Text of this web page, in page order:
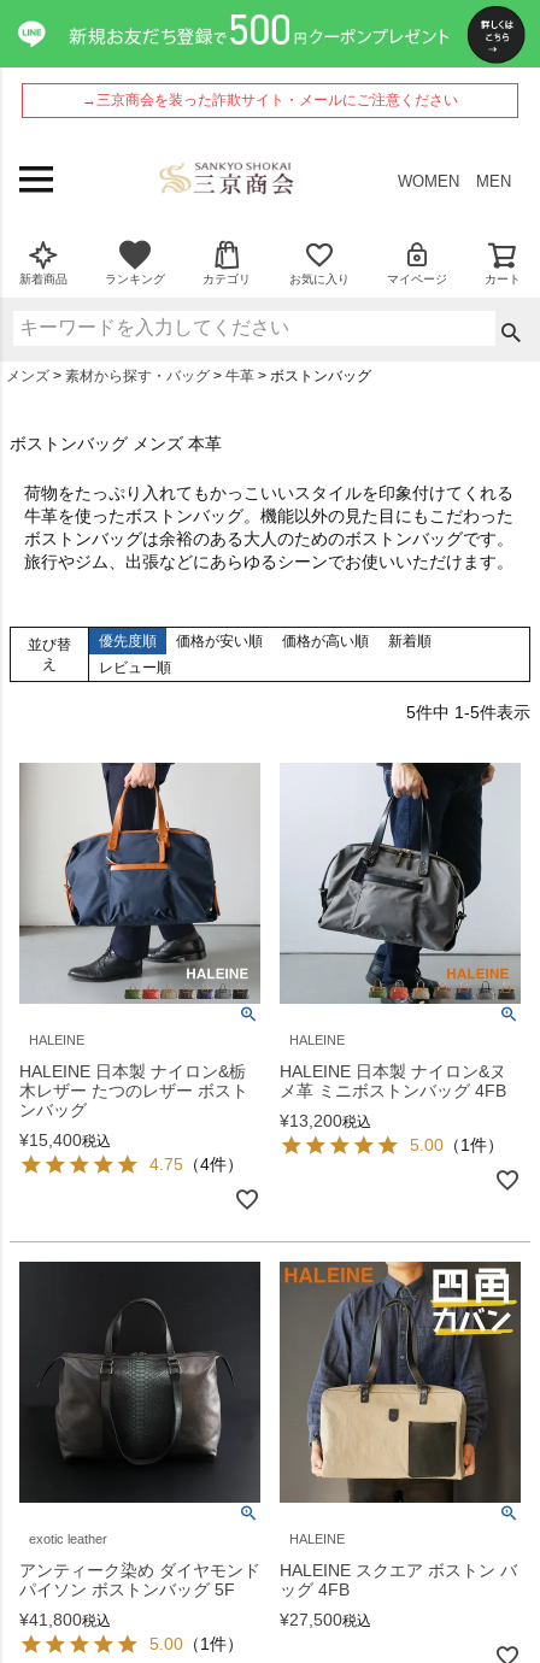
→三京商会を装った詐欺サイト・メールにご注意ください
WOMEN MEN
新着商品 ランキング カテゴリ お気に入り マイページ カート
メンズ 素材から探す・バッグ 牛革 ボストンバッグ
ボストンバッグ メンズ 本革
荷物をたっぷり入れてもかっこいいスタイルを印象付けてくれる
牛革を使ったボストンバッグ。機能以外の見た目にもこだわった
ボストンバッグは余裕のある大人のためのボストンバッグです。
旅行やジム、出張などにあらゆるシーンでお使いいただけます。
並び替
え
優先度順 価格が安い順 価格が高い順
新着順
レビュー順
5件中 1-5件表示
HALEINE
HALEINE 日本製 ナイロン&栃
木レザー たつのレザー ボスト
ンバッグ
¥15,400税込
4.75 （4件）
HALEINE
HALEINE 日本製 ナイロン&ヌ
メ革 ミニボストンバッグ 4FB
¥13,200税込
5.00 （1件）
exotic leather
アンティーク染め ダイヤモンド
パイソン ボストンバッグ 5F
¥41,800税込
5.00 （1件）
HALEINE
HALEINE スクエア ボストン バ
ッグ 4FB
¥27,500税込